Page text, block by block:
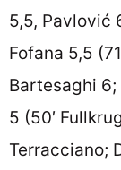
5,5, Pavlović
Fofana 5,5
Bartesaghi 6;
5 (50′
Terracciano;